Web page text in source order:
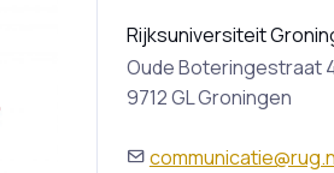
Rijksuniversiteit
Oude Boteringestraat
9712 GL Groningen